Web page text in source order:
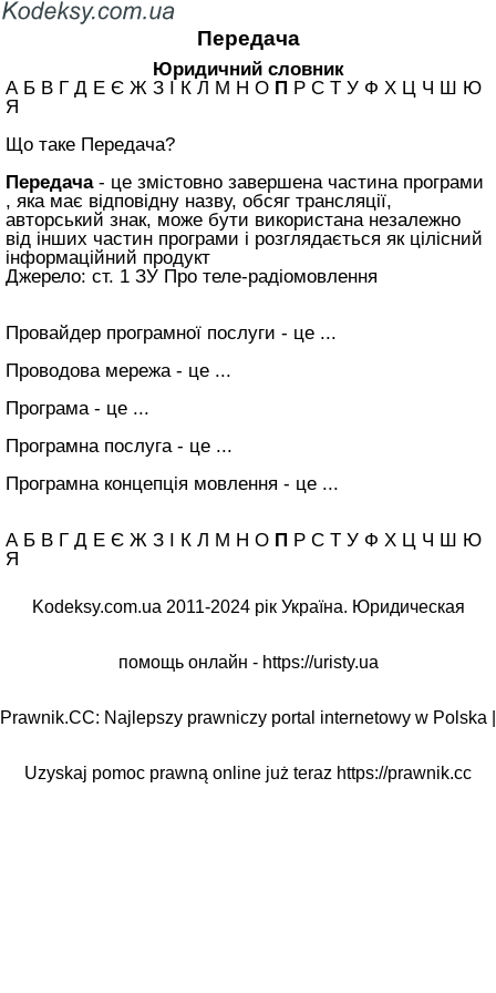
Передача
Юридичний словник
А Б В Г Д Е Є Ж З І К Л М Н О П Р С Т У Ф Х Ц Ч Ш Ю
Я
Що таке Передача?
Передача- це змістовно завершена частина програми
, яка має відповідну назву, обсяг трансляції,
авторський знак, може бути використана незалежно
від інших частин програми і розглядається як цілісний
інформаційний продукт
Джерело: ст. 1 ЗУ Про теле-радіомовлення
Провайдер програмної послуги - це ...
Проводова мережа - це ...
Програма - це ...
Програмна послуга - це ...
Програмна концепція мовлення - це ...
А Б В Г Д Е Є Ж З І К Л М Н О П Р С Т У Ф Х Ц Ч Ш Ю
Я
Kodeksy.com.ua 2011-2024 рік Україна. Юридическая
помощь онлайн - https://uristy.ua
Prawnik.CC: Najlepszy prawniczy portal internetowy w Polska |
Uzyskaj pomoc prawną online już teraz https://prawnik.cc